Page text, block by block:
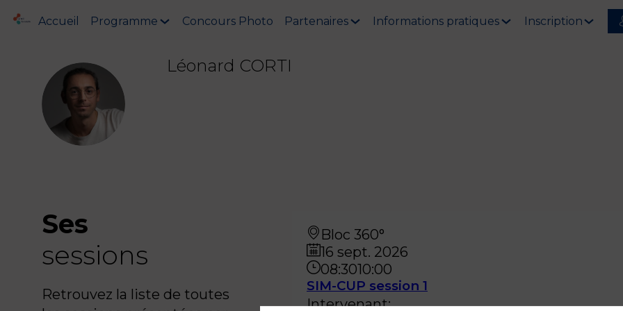
Accueil Programme Concours Photo Partenaires Informations pratiques Inscription
LC
Léonard CORTI
Ses
sessions
Retrouvez la liste de toutes
Bloc 360°
16 sept. 2026
08:3010:00
SIM-CUP session 1
Intervenant: